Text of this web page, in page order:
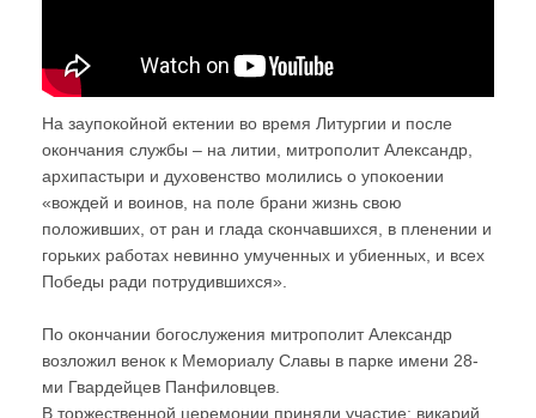
На заупокойной ектении во время Литургии и после
окончания службы – на литии, митрополит Александр,
архипастыри и духовенство молились о упокоении
«вождей и воинов, на поле брани жизнь свою
положивших, от ран и глада скончавшихся, в пленении и
горьких работах невинно умученных и убиенных, и всех
Победы ради потрудившихся».
По окончании богослужения митрополит Александр
возложил венок к Мемориалу Славы в парке имени 28-
ми Гвардейцев Панфиловцев.
В торжественной церемонии приняли участие: викарий